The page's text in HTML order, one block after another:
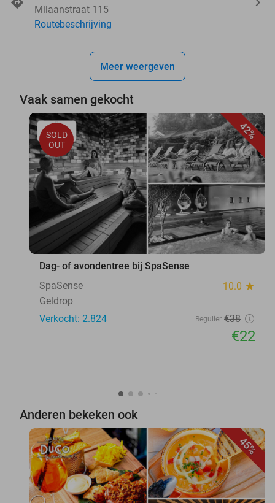
Milaanstraat 115
Routebeschrijving
Meer weergeven
Vaak samen gekocht
42%
SOLD
OUT
Dag- of avondentree bij SpaSense
SpaSense
10.0 star
Geldrop
Verkocht: 2.824
Regulier €38
€22
Anderen bekeken ook
45%